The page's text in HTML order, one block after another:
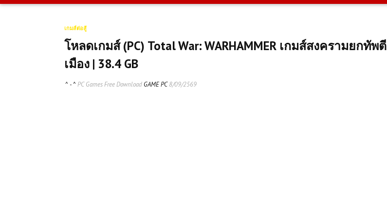
เกมส์ต่อสู้
โหลดเกมส์ (PC) Total War: WARHAMMER เกมส์สงครามยกทัพตี
เมือง | 38.4 GB
^ - ^ PC Games Free Download GAME PC8/09/2569